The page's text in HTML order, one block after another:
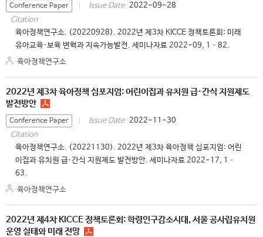
Conference Paper Issue Date 2022-09-28
Citation
육아정책연구소. (20220928). 2022년 제3차 KICCE 정책토론회: 미래
유아교육·보육 변혁과 지속가능발전. 세미나자료 2022-09, 1–82.
육아정책연구소
2022년 제3차 육아정책 심포지엄: 어린이집과 유치원 급·간식 지원제도
발전방안
Conference Paper Issue Date 2022-11-30
Citation
육아정책연구소. (20221130). 2022년 제3차 육아정책 심포지엄: 어린
이집과 유치원 급·간식 지원제도 발전방안. 세미나자료 2022-17, 1–
63.
육아정책연구소
2022년 제4차 KICCE 정책토론회: 학령인구감소시대, 서울 공사립유치원
운영 실태와 미래 전망